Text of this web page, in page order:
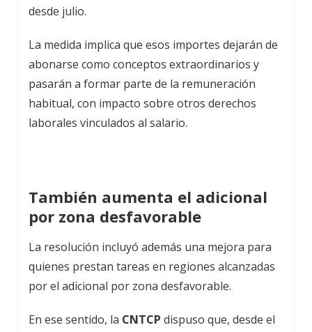
desde julio.
La medida implica que esos importes dejarán de
abonarse como conceptos extraordinarios y
pasarán a formar parte de la remuneración
habitual, con impacto sobre otros derechos
laborales vinculados al salario.
También aumenta el adicional
por zona desfavorable
La resolución incluyó además una mejora para
quienes prestan tareas en regiones alcanzadas
por el adicional por zona desfavorable.
En ese sentido, la CNTCP dispuso que, desde el